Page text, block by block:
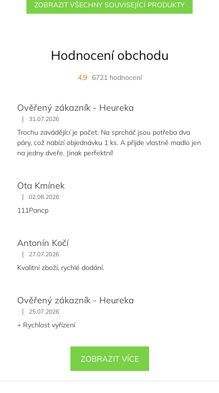
ZOBRAZIT VŠECHNY SOUVISEJÍCÍ PRODUKTY
Hodnocení obchodu
4,9 6721 hodnocení
Ověřený zákazník - Heureka
| 31.07.2026
Trochu zavádějící je počet. Na sprcháč jsou potřeba dva
páry, což nabízí objednávku 1 ks. A přijde vlastně madlo jen
na jedny dveře. Jinak perfektní!
Ota Kmínek
| 02.08.2026
111Pancp
Antonín Kočí
| 27.07.2026
Kvalitní zboží, rychlé dodání.
Ověřený zákazník - Heureka
| 25.07.2026
+ Rychlost vyřízení
ZOBRAZIT VÍCE
Z